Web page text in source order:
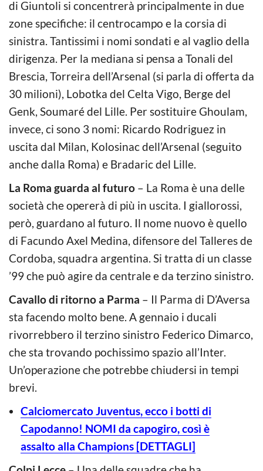
di Giuntoli si concentrerà principalmente in due
zone specifiche: il centrocampo e la corsia di
sinistra. Tantissimi i nomi sondati e al vaglio della
dirigenza. Per la mediana si pensa a Tonali del
Brescia, Torreira dell’Arsenal (si parla di offerta da
30 milioni), Lobotka del Celta Vigo, Berge del
Genk, Soumaré del Lille. Per sostituire Ghoulam,
invece, ci sono 3 nomi: Ricardo Rodriguez in
uscita dal Milan, Kolosinac dell’Arsenal (seguito
anche dalla Roma) e Bradaric del Lille.
La Roma guarda al futuro – La Roma è una delle
società che opererà di più in uscita. I giallorossi,
però, guardano al futuro. Il nome nuovo è quello
di Facundo Axel Medina, difensore del Talleres de
Cordoba, squadra argentina. Si tratta di un classe
’99 che può agire da centrale e da terzino sinistro.
Cavallo di ritorno a Parma – Il Parma di D’Aversa
sta facendo molto bene. A gennaio i ducali
rivorrebbero il terzino sinistro Federico Dimarco,
che sta trovando pochissimo spazio all’Inter.
Un’operazione che potrebbe chiudersi in tempi
brevi.
Calciomercato Juventus, ecco i botti di
Capodanno! NOMI da capogiro, così è
assalto alla Champions [DETTAGLI]